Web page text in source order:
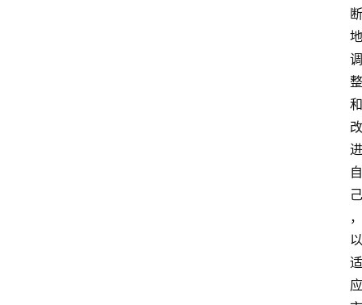
断
地
调
整
和
改
进
自
己
，
以
适
应